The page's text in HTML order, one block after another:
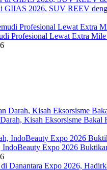
2026, SUV REEV
Profesional Lewat Extra
Kisah Eksorsisme
Expo 2026